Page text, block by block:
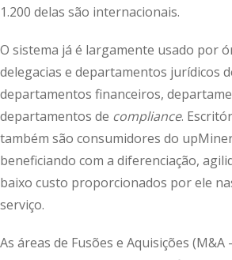
1.200 delas são internacionais.
O sistema já é largamente usado por
delegacias e departamentos jurídicos
departamentos financeiros,
departamentos de compliance.
também são consumidores do
beneficiando com a diferenciação,
baixo custo proporcionados por ele
serviço.
As áreas de Fusões e Aquisições (M&A